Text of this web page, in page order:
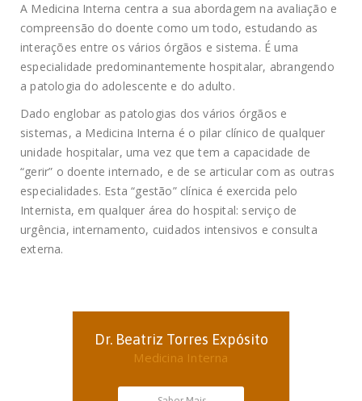
A Medicina Interna centra a sua abordagem na avaliação e
compreensão do doente como um todo, estudando as
interações entre os vários órgãos e sistema. É uma
especialidade predominantemente hospitalar, abrangendo
a patologia do adolescente e do adulto.
Dado englobar as patologias dos vários órgãos e
sistemas, a Medicina Interna é o pilar clínico de qualquer
unidade hospitalar, uma vez que tem a capacidade de
“gerir” o doente internado, e de se articular com as outras
especialidades. Esta “gestão” clínica é exercida pelo
Internista, em qualquer área do hospital: serviço de
urgência, internamento, cuidados intensivos e consulta
externa.
Dr. Beatriz Torres Expósito
Medicina Interna